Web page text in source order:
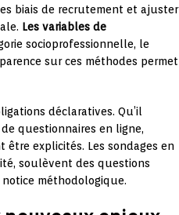
biais de recrutement et ajuster
Les variables de
socioprofessionnelle, le
sur ces méthodes permet
déclaratives. Qu’il
questionnaires en ligne,
explicités. Les sondages en
soulèvent des questions
méthodologique.